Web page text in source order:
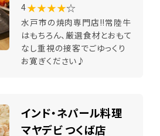
4★★★★☆
水戸市の焼肉専門店!!常陸牛
はもちろん、厳選食材とおもて
なし重視の接客でごゆっくり
お寛ぎください♪
インド・ネパール料理
マヤデビ つくば店